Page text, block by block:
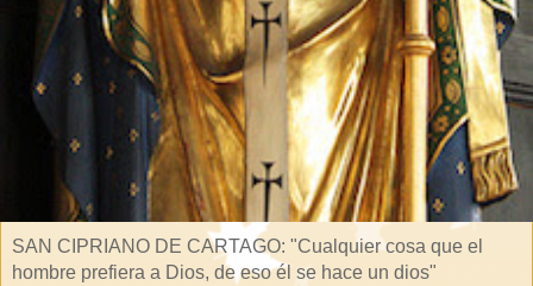
SAN CIPRIANO DE CARTAGO: "Cualquier cosa que el
hombre prefiera a Dios, de eso él se hace un dios"